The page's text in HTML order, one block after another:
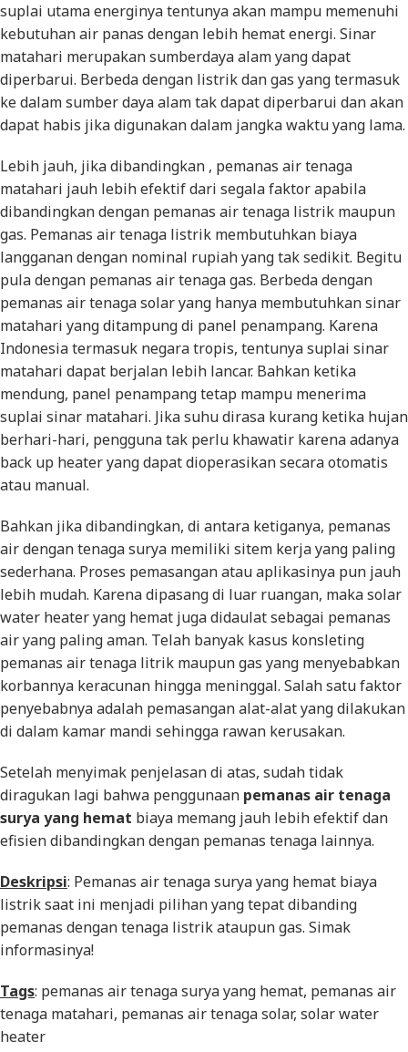
suplai utama energinya tentunya akan mampu memenuhi
kebutuhan air panas dengan lebih hemat energi. Sinar
matahari merupakan sumberdaya alam yang dapat
diperbarui. Berbeda dengan listrik dan gas yang termasuk
ke dalam sumber daya alam tak dapat diperbarui dan akan
dapat habis jika digunakan dalam jangka waktu yang lama.
Lebih jauh, jika dibandingkan , pemanas air tenaga
matahari jauh lebih efektif dari segala faktor apabila
dibandingkan dengan pemanas air tenaga listrik maupun
gas. Pemanas air tenaga listrik membutuhkan biaya
langganan dengan nominal rupiah yang tak sedikit. Begitu
pula dengan pemanas air tenaga gas. Berbeda dengan
pemanas air tenaga solar yang hanya membutuhkan sinar
matahari yang ditampung di panel penampang. Karena
Indonesia termasuk negara tropis, tentunya suplai sinar
matahari dapat berjalan lebih lancar. Bahkan ketika
mendung, panel penampang tetap mampu menerima
suplai sinar matahari. Jika suhu dirasa kurang ketika hujan
berhari-hari, pengguna tak perlu khawatir karena adanya
back up heater yang dapat dioperasikan secara otomatis
atau manual.
Bahkan jika dibandingkan, di antara ketiganya, pemanas
air dengan tenaga surya memiliki sitem kerja yang paling
sederhana. Proses pemasangan atau aplikasinya pun jauh
lebih mudah. Karena dipasang di luar ruangan, maka solar
water heater yang hemat juga didaulat sebagai pemanas
air yang paling aman. Telah banyak kasus konsleting
pemanas air tenaga litrik maupun gas yang menyebabkan
korbannya keracunan hingga meninggal. Salah satu faktor
penyebabnya adalah pemasangan alat-alat yang dilakukan
di dalam kamar mandi sehingga rawan kerusakan.
Setelah menyimak penjelasan di atas, sudah tidak
diragukan lagi bahwa penggunaan pemanas air tenaga
surya yang hemat biaya memang jauh lebih efektif dan
efisien dibandingkan dengan pemanas tenaga lainnya.
Deskripsi: Pemanas air tenaga surya yang hemat biaya
listrik saat ini menjadi pilihan yang tepat dibanding
pemanas dengan tenaga listrik ataupun gas. Simak
informasinya!
Tags: pemanas air tenaga surya yang hemat, pemanas air
tenaga matahari, pemanas air tenaga solar, solar water
heater